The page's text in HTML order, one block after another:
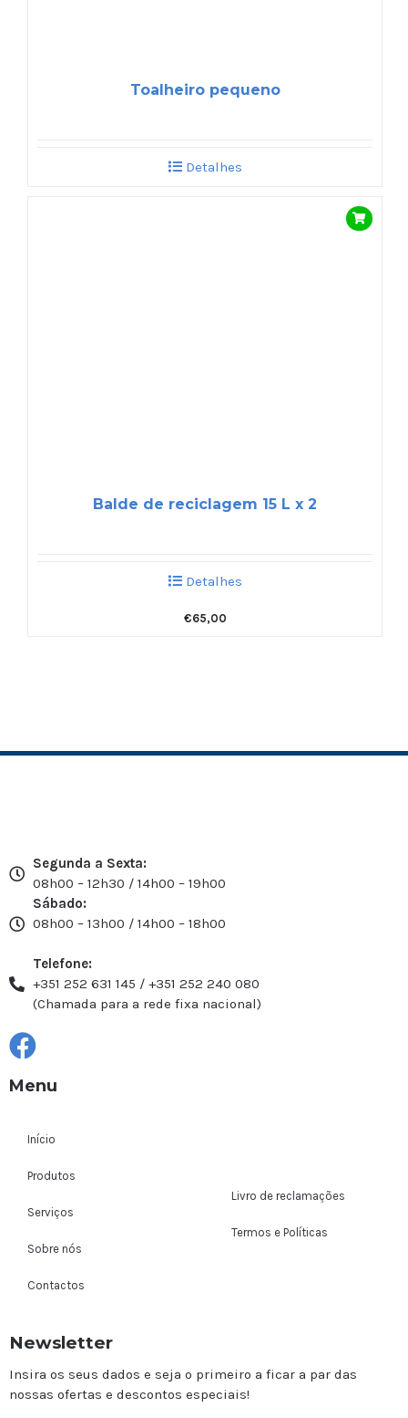
Toalheiro pequeno
Detalhes
Balde de reciclagem 15 L x 2
Detalhes
€65,00
Segunda a Sexta:
08h00 – 12h30 / 14h00 – 19h00
Sábado:
08h00 – 13h00 / 14h00 – 18h00
Telefone:
+351 252 631 145 / +351 252 240 080
(Chamada para a rede fixa nacional)
Menu
Início
Produtos
Serviços
Sobre nós
Contactos
Livro de reclamações
Termos e Políticas
Newsletter
Insira os seus dados e seja o primeiro a ficar a par das
nossas ofertas e descontos especiais!